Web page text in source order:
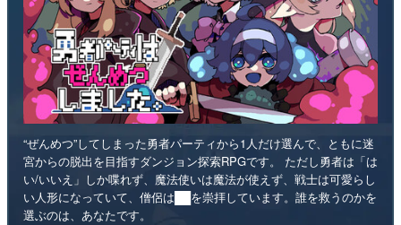
“ぜんめつ”してしまった勇者パーティから1人だけ選んで、ともに迷
宮からの脱出を目指すダンジョン探索RPGです。 ただし勇者は「は
い/いいえ」しか喋れず、魔法使いは魔法が使えず、戦士は可愛らし
い人形になっていて、僧侶は██を崇拝しています。誰を救うのかを
選ぶのは、あなたです。